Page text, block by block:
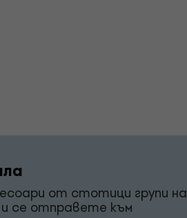
от стотици групи на
се отправете към